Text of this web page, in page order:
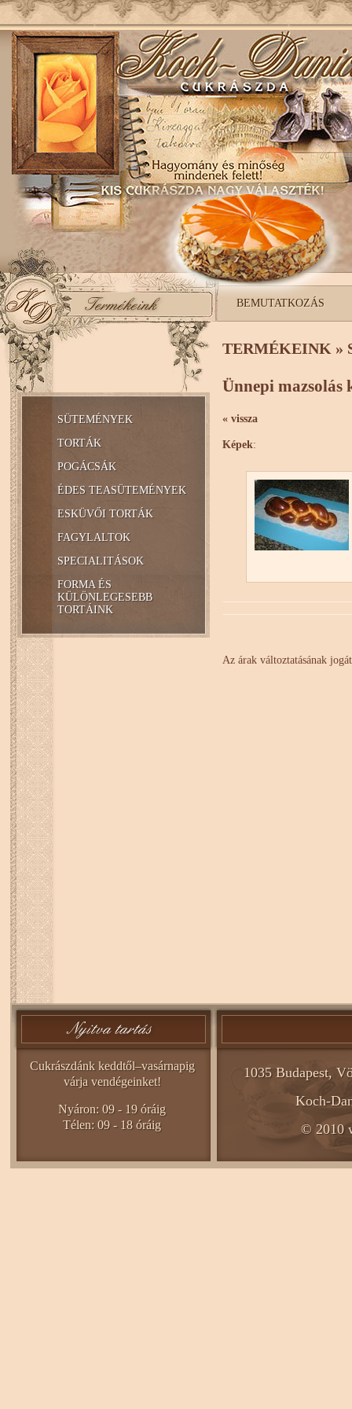
BEMUTATKOZÁS
SÜTEMÉNYEK
TORTÁK
POGÁCSÁK
ÉDES TEASÜTEMÉNYEK
ESKÜVŐI TORTÁK
FAGYLALTOK
SPECIALITÁSOK
FORMA ÉS
KÜLÖNLEGESEBB
TORTÁINK
TERMÉKEINK »
Ünnepi mazsolás
« vissza
Képek:
Az árak változtatásának
Cukrászdánk keddtől–vasárnapig
várja vendégeinket!
Nyáron: 09 - 19 óráig
Télen: 09 - 18 óráig
1035 Budapest,
Koch-
© 2010